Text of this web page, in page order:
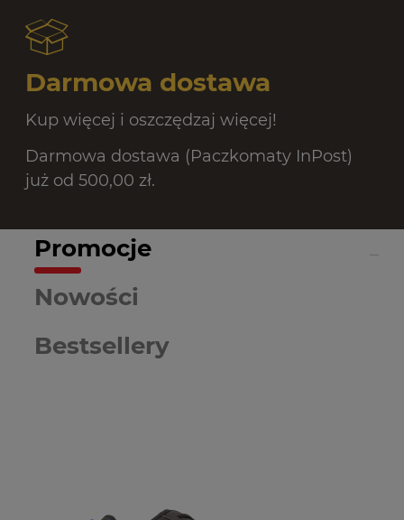
Darmowa dostawa
Kup więcej i oszczędzaj więcej!
Darmowa dostawa (Paczkomaty InPost)
już od 500,00 zł.
Promocje
Nowości
Bestsellery